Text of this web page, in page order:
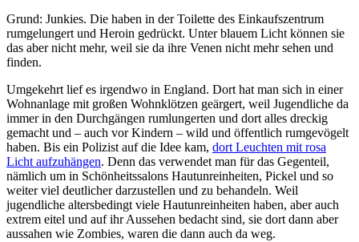
Grund: Junkies. Die haben in der Toilette des Einkaufszentrum
rumgelungert und Heroin gedrückt. Unter blauem Licht können sie
das aber nicht mehr, weil sie da ihre Venen nicht mehr sehen und
finden.
Umgekehrt lief es irgendwo in England. Dort hat man sich in einer
Wohnanlage mit großen Wohnklötzen geärgert, weil Jugendliche da
immer in den Durchgängen rumlungerten und dort alles dreckig
gemacht und – auch vor Kindern – wild und öffentlich rumgevögelt
haben. Bis ein Polizist auf die Idee kam, dort Leuchten mit rosa
Licht aufzuhängen. Denn das verwendet man für das Gegenteil,
nämlich um in Schönheitssalons Hautunreinheiten, Pickel und so
weiter viel deutlicher darzustellen und zu behandeln. Weil
jugendliche altersbedingt viele Hautunreinheiten haben, aber auch
extrem eitel und auf ihr Aussehen bedacht sind, sie dort dann aber
aussahen wie Zombies, waren die dann auch da weg.